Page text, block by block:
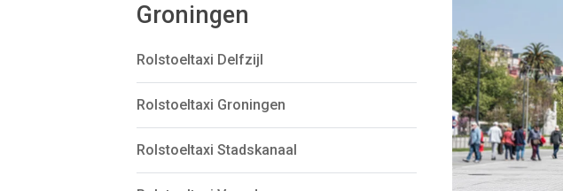
Groningen
Rolstoeltaxi Delfzijl
Rolstoeltaxi Groningen
Rolstoeltaxi Stadskanaal